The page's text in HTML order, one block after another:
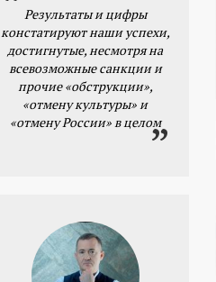
Результаты и цифры
констатируют наши успехи,
достигнутые, несмотря на
всевозможные санкции и
прочие «обструкции»,
«отмену культуры» и
«отмену России» в целом